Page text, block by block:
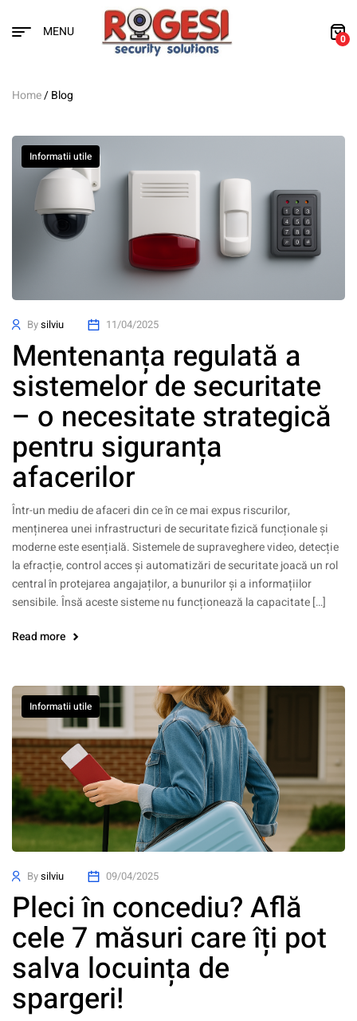
MENU 0
Home/ Blog
Informatii utile
Bysilviu 11/04/2025
Mentenanța regulată a
sistemelor de securitate
– o necesitate strategică
pentru siguranța
afacerilor
Într-un mediu de afaceri din ce în ce mai expus riscurilor,
menținerea unei infrastructuri de securitate fizică funcționale și
moderne este esențială. Sistemele de supraveghere video, detecție
la efracție, control acces și automatizări de securitate joacă un rol
central în protejarea angajaților, a bunurilor și a informațiilor
sensibile. Însă aceste sisteme nu funcționează la capacitate […]
Read more
Informatii utile
Bysilviu 09/04/2025
Pleci în concediu? Află
cele 7 măsuri care îți pot
salva locuința de
spargeri!